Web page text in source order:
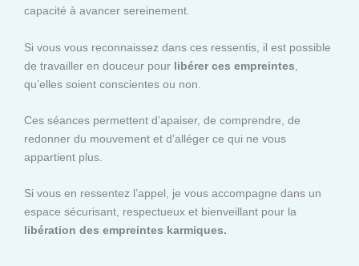
capacité à avancer sereinement.
Si vous vous reconnaissez dans ces ressentis, il est possible
de travailler en douceur pour libérer ces empreintes
qu’elles soient conscientes ou non.
Ces séances permettent d’apaiser, de comprendre, de
redonner du mouvement et d’alléger ce qui ne vous
appartient plus.
Si vous en ressentez l’appel, je vous accompagne dans un
espace sécurisant, respectueux et bienveillant pour la
libération des empreintes karmiques.